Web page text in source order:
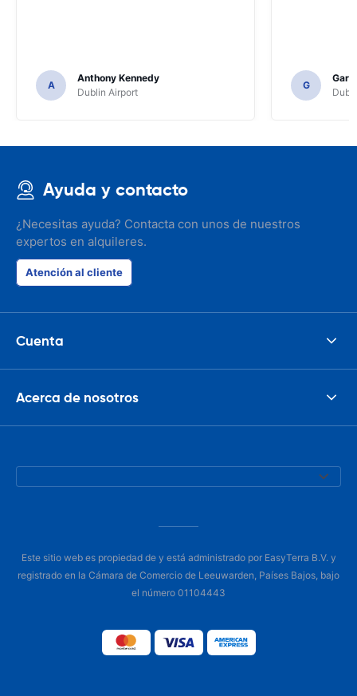
A
Anthony Kennedy
Dublin Airport
G
Gary
Ayuda y contacto
¿Necesitas ayuda? Contacta con unos de nuestros
expertos en alquileres.
Atención al cliente
Cuenta
Acerca de nosotros
Este sitio web es propiedad de y está administrado por EasyTerra B.V. y
registrado en la Cámara de Comercio de Leeuwarden, Países Bajos, bajo
el número 01104443